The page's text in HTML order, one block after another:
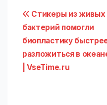
Навигация
по
записям
Стикеры из живых
бактерий помогли
биопластику
разложиться в
| VseTime.ru